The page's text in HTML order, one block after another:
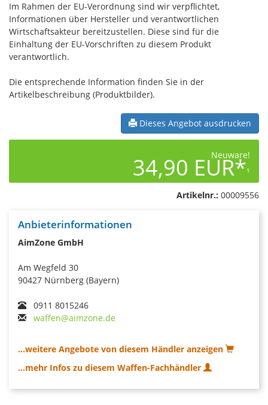
Im Rahmen der EU-Verordnung sind wir verpflichtet,
Informationen über Hersteller und verantwortlichen
Wirtschaftsakteur bereitzustellen. Diese sind für die
Einhaltung der EU-Vorschriften zu diesem Produkt
verantwortlich.
Die entsprechende Information finden Sie in der
Artikelbeschreibung (Produktbilder).
Dieses Angebot ausdrucken
Neuware!
34,90 EUR*1
Artikelnr.: 00009556
Anbieterinformationen
AimZone GmbH
Am Wegfeld 30
90427 Nürnberg (Bayern)
0911 8015246
waffen@aimzone.de
...weitere Angebote von diesem Händler anzeigen
...mehr Infos zu diesem Waffen-Fachhändler